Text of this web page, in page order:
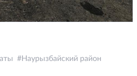
Наурызбайский район